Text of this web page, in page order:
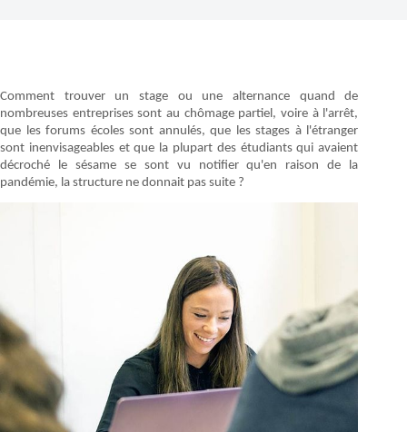
Comment trouver un stage ou une alternance quand de
nombreuses entreprises sont au chômage partiel, voire à l'arrêt,
que les forums écoles sont annulés, que les stages à l'étranger
sont inenvisageables et que la plupart des étudiants qui avaient
décroché le sésame se sont vu notifier qu'en raison de la
pandémie, la structure ne donnait pas suite ?